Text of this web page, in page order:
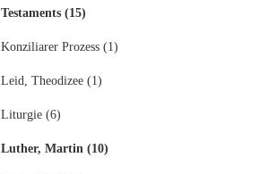
Testaments (15)
Konziliarer Prozess (1)
Leid, Theodizee (1)
Liturgie (6)
Luther, Martin (10)